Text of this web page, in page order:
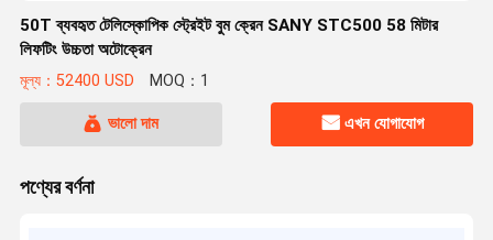
50T ব্যবহৃত টেলিস্কোপিক স্ট্রেইট বুম ক্রেন SANY STC500 58 মিটার
লিফটিং উচ্চতা অটোক্রেন
মূল্য：52400 USD MOQ：1
ভালো দাম এখন যোগাযোগ
পণ্যের বর্ণনা